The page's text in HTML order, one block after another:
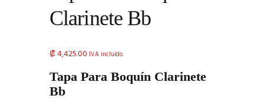
Clarinete Bb
₡4,425.00 IVA incluído.
Tapa Para Boquín Clarinete
Bb